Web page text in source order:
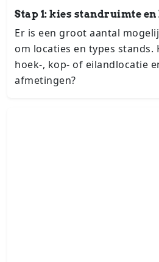
Stap 1: kies standruimte
Er is een groot aantal
om locaties en types stands.
hoek-, kop- of ei­land­lo­ca­tie
afmetingen?